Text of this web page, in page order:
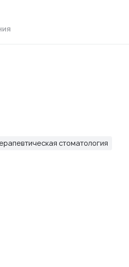
стоматология